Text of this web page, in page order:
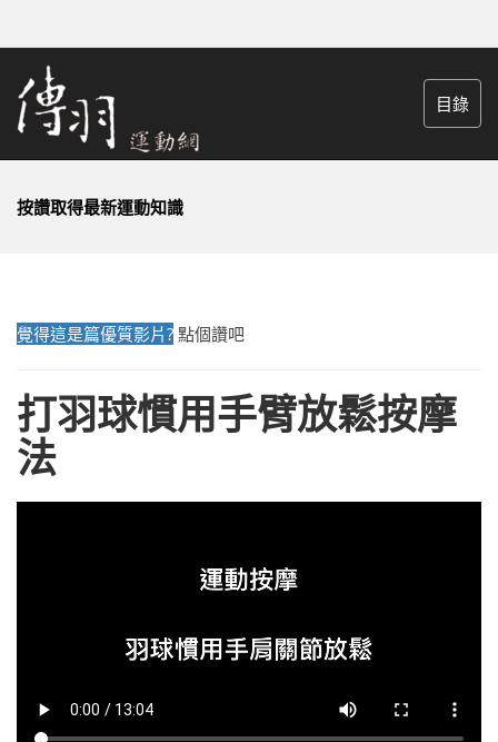
目錄
按讚取得最新運動知識
覺得這是篇優質影片? 點個讚吧
打羽球慣用手臂放鬆按摩
法